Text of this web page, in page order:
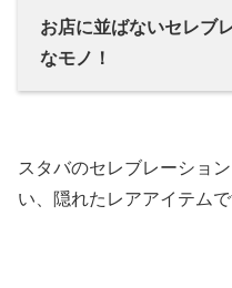
お店に並ばないセレブ
なモノ！
スタバのセレブレーショ
い、隠れたレアアイテムで